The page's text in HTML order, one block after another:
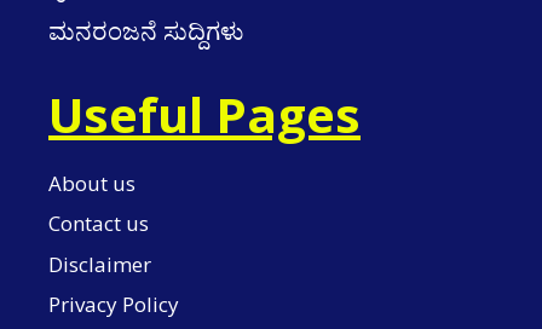
ಮನರಂಜನೆ ಸುದ್ದಿಗಳು
Useful Pages
About us
Contact us
Disclaimer
Privacy Policy